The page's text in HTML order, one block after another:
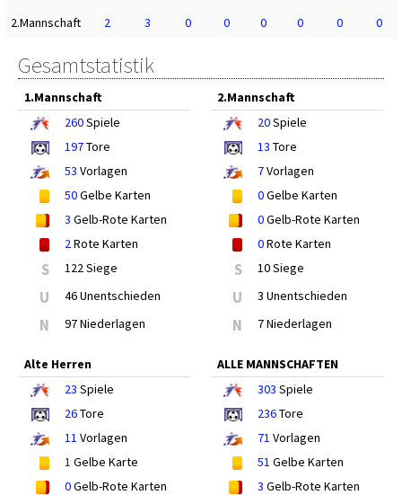
2.Mannschaft
2 3 0 0 0 0 0 0
Gesamtstatistik
1.Mannschaft
260Spiele
197Tore
53 Vorlagen
50Gelbe Karten
3 Gelb-Rote Karten
2Rote Karten
S 122 Siege
U 46 Unentschieden
N 97 Niederlagen
2.Mannschaft
20Spiele
13 Tore
7Vorlagen
0Gelbe Karten
0Gelb-Rote Karten
0Rote Karten
S 10 Siege
U 3 Unentschieden
N 7 Niederlagen
Alte Herren
23 Spiele
26Tore
11 Vorlagen
1 Gelbe Karte
0Gelb-Rote Karten
ALLE MANNSCHAFTEN
303 Spiele
236Tore
71 Vorlagen
51 Gelbe Karten
3 Gelb-Rote Karten